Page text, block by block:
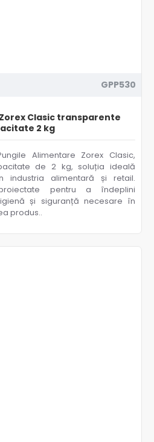
GPP530
Clasic transparente
2 kg
Alimentare Zorex Clasic,
de 2 kg, soluția ideală
industria alimentară și retail.
pentru a îndeplini
și siguranță necesare în
produs..